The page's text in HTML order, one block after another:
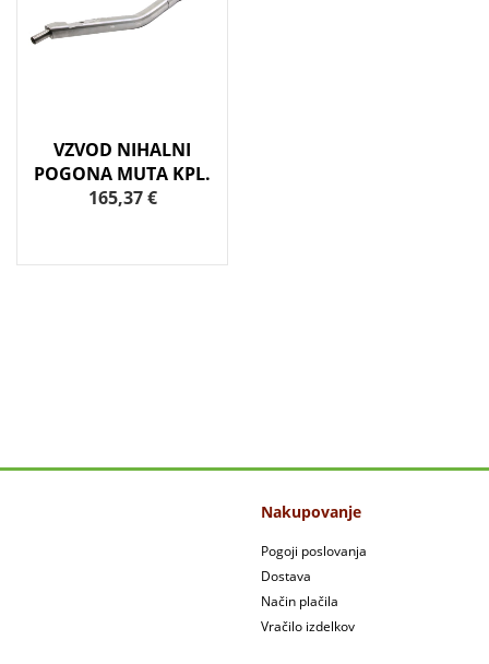
VZVOD NIHALNI
POGONA MUTA KPL.
165,37 €
Nakupovanje
Pogoji poslovanja
Dostava
Način plačila
Vračilo izdelkov